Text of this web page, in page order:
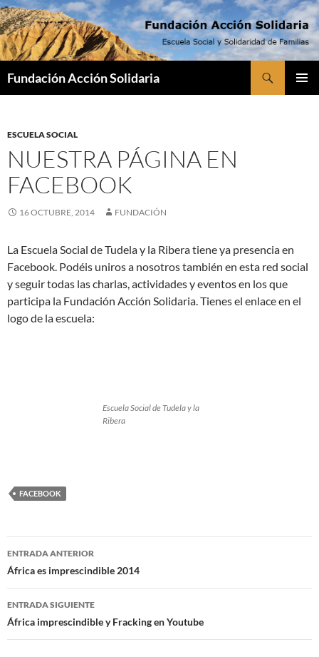
Saltar
al
contenido
Fundación Acción Solidaria
ESCUELA SOCIAL
NUESTRA PÁGINA EN
FACEBOOK
16 OCTUBRE, 2014 FUNDACIÓN
La Escuela Social de Tudela y la Ribera tiene ya presencia en
Facebook. Podéis uniros a nosotros también en esta red social
y seguir todas las charlas, actividades y eventos en los que
participa la Fundación Acción Solidaria. Tienes el enlace en el
logo de la escuela:
Escuela Social de Tudela y la
Ribera
FACEBOOK
Navegación
de
entradas
ENTRADA ANTERIOR
África es imprescindible 2014
ENTRADA SIGUIENTE
África imprescindible y Fracking en Youtube